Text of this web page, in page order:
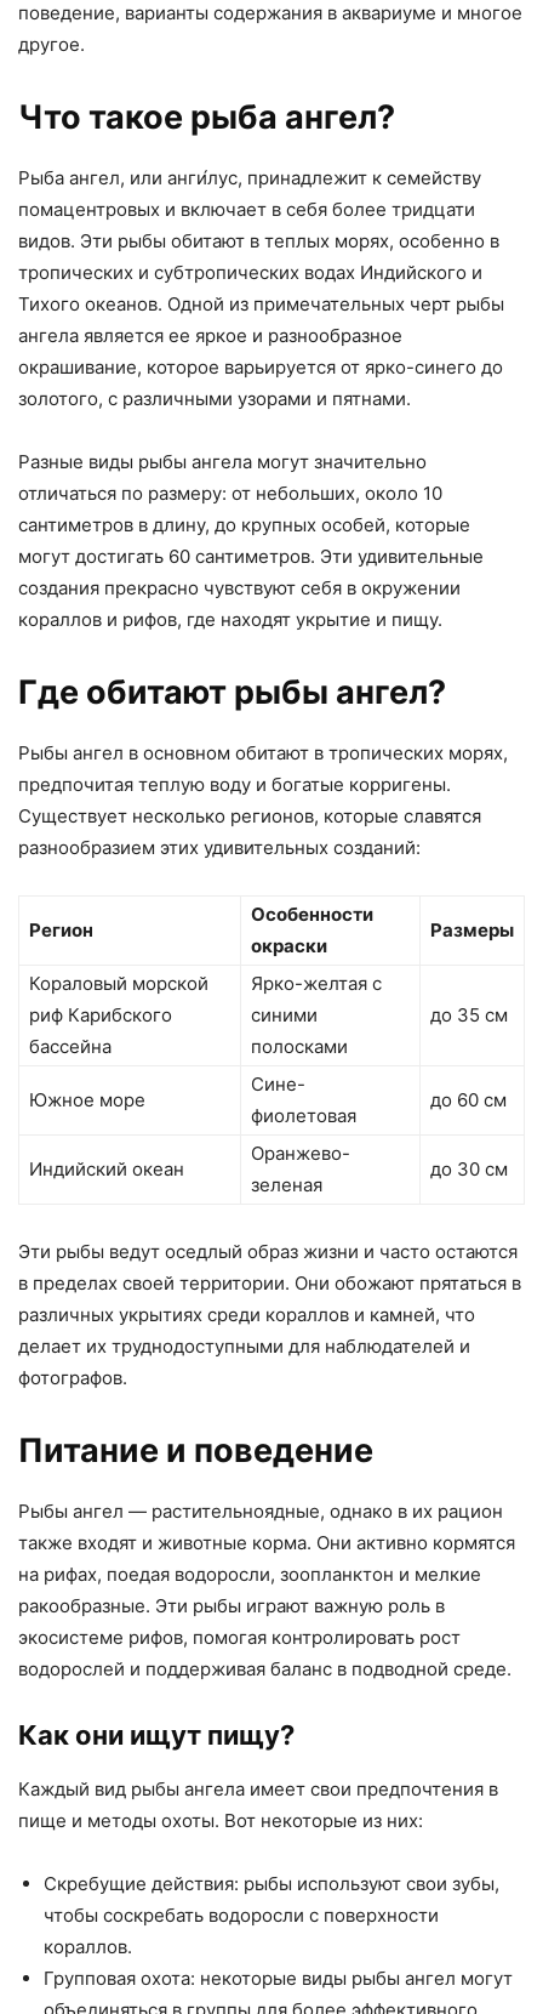
поведение, варианты содержания в аквариуме и многое
другое.
Что такое рыба ангел?
Рыба ангел, или анги́лус, принадлежит к семейству
помацентровых и включает в себя более тридцати
видов. Эти рыбы обитают в теплых морях, особенно в
тропических и субтропических водах Индийского и
Тихого океанов. Одной из примечательных черт рыбы
ангела является ее яркое и разнообразное
окрашивание, которое варьируется от ярко-синего до
золотого, с различными узорами и пятнами.
Разные виды рыбы ангела могут значительно
отличаться по размеру: от небольших, около 10
сантиметров в длину, до крупных особей, которые
могут достигать 60 сантиметров. Эти удивительные
создания прекрасно чувствуют себя в окружении
кораллов и рифов, где находят укрытие и пищу.
Где обитают рыбы ангел?
Рыбы ангел в основном обитают в тропических морях,
предпочитая теплую воду и богатые корригены.
Существует несколько регионов, которые славятся
разнообразием этих удивительных созданий:
Регион
Особенности
окраски
Размеры
Кораловый морской
риф Карибского
бассейна
Ярко-желтая с
синими
полосками
до 35 см
Южное море
Сине-
фиолетовая
до 60 см
Индийский океан
Оранжево-
зеленая
до 30 см
Эти рыбы ведут оседлый образ жизни и часто остаются
в пределах своей территории. Они обожают прятаться в
различных укрытиях среди кораллов и камней, что
делает их труднодоступными для наблюдателей и
фотографов.
Питание и поведение
Рыбы ангел — растительноядные, однако в их рацион
также входят и животные корма. Они активно кормятся
на рифах, поедая водоросли, зоопланктон и мелкие
ракообразные. Эти рыбы играют важную роль в
экосистеме рифов, помогая контролировать рост
водорослей и поддерживая баланс в подводной среде.
Как они ищут пищу?
Каждый вид рыбы ангела имеет свои предпочтения в
пище и методы охоты. Вот некоторые из них:
Скребущие действия: рыбы используют свои зубы,
чтобы соскребать водоросли с поверхности
кораллов.
Групповая охота: некоторые виды рыбы ангел могут